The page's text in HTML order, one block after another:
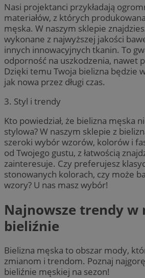
Nasi projektanci przykładają
materiałów, z których
męska. W naszym sklepie
wykonane z najwyższej jakości
innych innowacyjnych tkanin. To
odporność na uszkodzenia, nawet
Dzięki temu Twoja bielizna będzie
jak nowa przez długi czas.
3. Styl i trendy
Kto powiedział, że bielizna męska
stylowa? W naszym sklepie z
szeroki wybór wzorów, kolorów i
od Twojego gustu, z łatwością
zainteresuje. Czy preferujesz
stonowanych kolorach, czy może
wzory? U nas masz wybór!
Najnowsze trendy w
bieliźnie
Bielizna męska to obszar mody,
zmianom i trendom. Poznaj
bieliźnie męskiej na sezon!